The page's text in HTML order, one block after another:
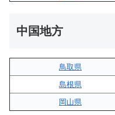
中国地方
鳥取県
島根県
岡山県